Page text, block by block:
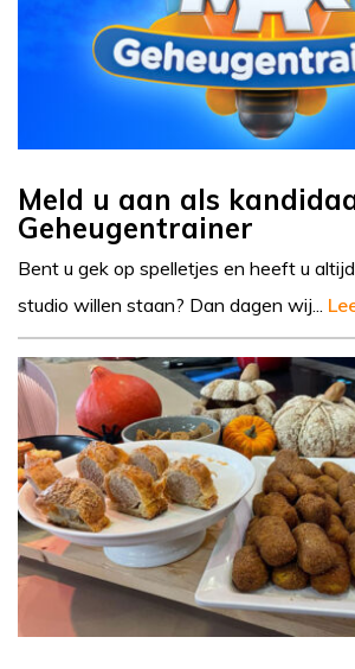
Meld u aan als
Geheugentrainer
Bent u gek op spelletjes en heeft u
studio willen staan? Dan dagen wij...